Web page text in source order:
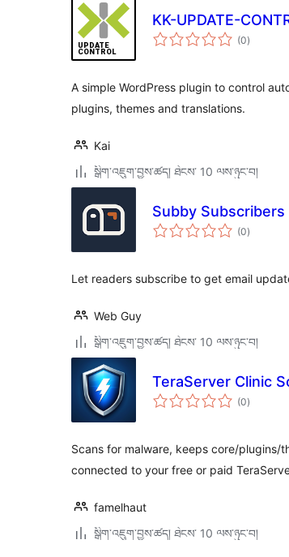
KK-UPDATE-
(0གདེང་
འཇོག་
)
A simple WordPress plugin to control
plugins, themes and translations.
Kai
སྒྲིག་འཇུག་བྱས་ཚད། ཐེངས་ 10 ལས་ཉུང་བ།
Subby Subscribers
(0གདེང་
འཇོག་
)
Let readers subscribe to get email
Web Guy
སྒྲིག་འཇུག་བྱས་ཚད། ཐེངས་ 10 ལས་ཉུང་བ།
TeraServer Clinic
(0གདེང་
འཇོག་
)
Scans for malware, keeps core/
connected to your free or paid
famelhaut
སྒྲིག་འཇུག་བྱས་ཚད། ཐེངས་ 10 ལས་ཉུང་བ།